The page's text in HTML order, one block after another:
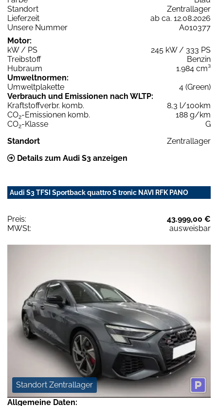
Standort
Zentrallager
Lieferzeit
ab ca. 12.08.2026
Unsere Nummer
A010377
Motor:
kW / PS
245 kW / 333 PS
Treibstoff
Benzin
Hubraum
1.984 cm³
Umweltnormen:
Umweltplakette
4 (Green)
Verbrauch und Emissionen nach WLTP:
Kraftstoffverbr. komb.
8,3 l/100km
CO2-Emissionen komb.
188 g/km
CO2-Klasse
G
Standort
Zentrallager
Details zum Audi S3 anzeigen
Audi S3 TFSI Sportback quattro S tronic NAVI RFK PANO
Preis:
43.999,00 €
MWSt:
ausweisbar
Standort Zentrallager
Allgemeine Daten: